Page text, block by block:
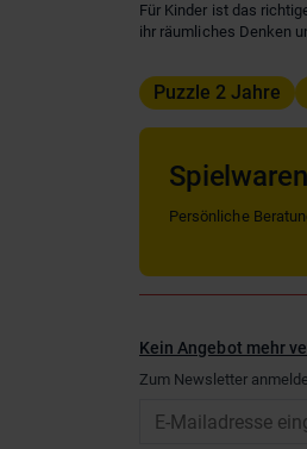
Für Kinder ist das
ihr räumliches Denken
Puzzle 2 Jahre
Persönliche
Kein Angebot mehr
Zum Newsletter